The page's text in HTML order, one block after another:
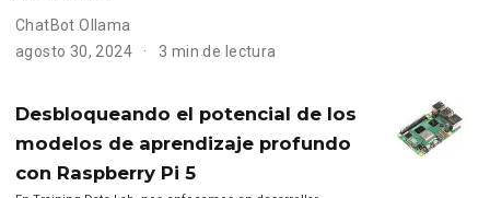
ChatBot Ollama
agosto 30, 2024
3 min de lectura
Desbloqueando el potencial de los
modelos de aprendizaje profundo
con Raspberry Pi 5